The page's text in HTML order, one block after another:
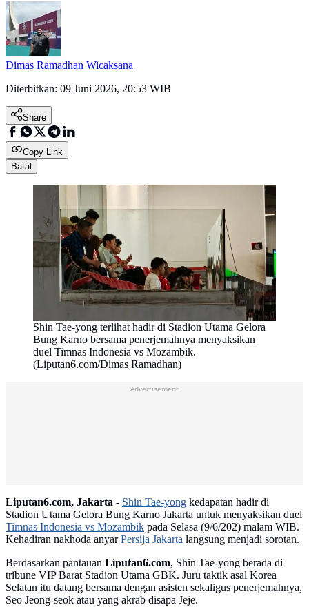
Dimas Ramadhan Wicaksana
Diterbitkan: 09 Juni 2026, 20:53 WIB
Share
Copy Link
Batal
Shin Tae-yong terlihat hadir di Stadion Utama Gelora
Bung Karno bersama penerjemahnya menyaksikan
duel Timnas Indonesia vs Mozambik.
(Liputan6.com/Dimas Ramadhan)
Advertisement
Liputan6.com, Jakarta - Shin Tae-yong kedapatan hadir di
Stadion Utama Gelora Bung Karno Jakarta untuk menyaksikan duel
Timnas Indonesia vs Mozambik pada Selasa (9/6/202) malam WIB.
Kehadiran nakhoda anyarPersija Jakarta langsung menjadi sorotan.
Berdasarkan pantauan Liputan6.com, Shin Tae-yong berada di
tribune VIP Barat Stadion Utama GBK. Juru taktik asal Korea
Selatan itu datang bersama dengan asisten sekaligus penerjemahnya,
Seo Jeong-seok atau yang akrab disapa Jeje.